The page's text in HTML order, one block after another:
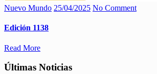
Nuevo Mundo 25/04/2025 No Comment
Edición 1138
Read More
Últimas Noticias